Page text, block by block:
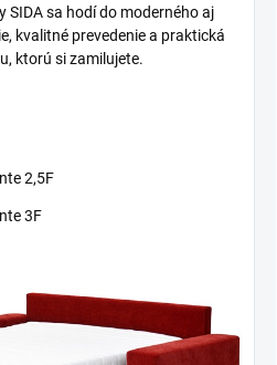
SIDA sa hodí do moderného aj
kvalitné prevedenie a praktická
ktorú si zamilujete.
2,5F
3F